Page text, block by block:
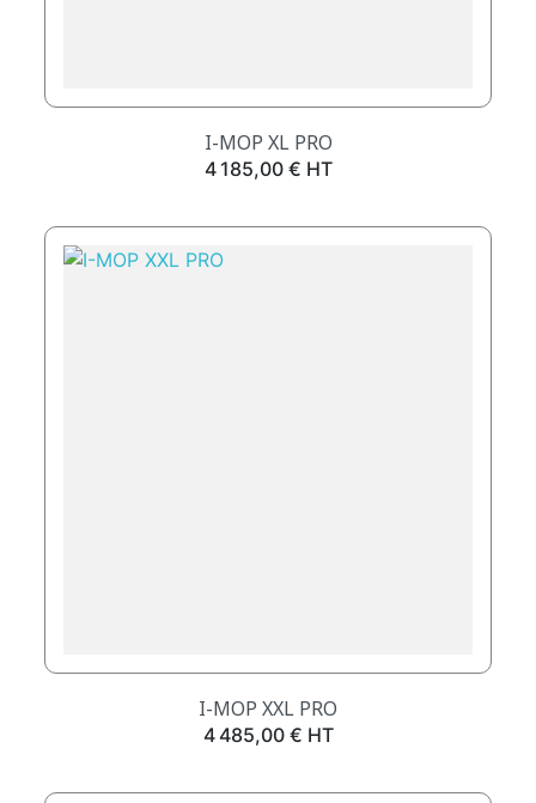
I-MOP XL PRO
Prix
4 185,00 € HT
I-MOP XXL PRO
Prix
4 485,00 € HT